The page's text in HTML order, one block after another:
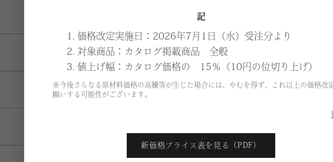
記
1. 価格改定実施日：2026年7月1日（水）受注分より
2. 対象商品：カタログ掲載商品 全般
3. 値上げ幅：カタログ価格の 15％（10円の位切り上げ）
※今後さらなる原材料価格の高騰等が生じた場合には、やむを得ず、これ以上の価格改
願いする可能性がございます。
新価格プライス表を見る（PDF）
¥75,900 F
¥80,500 G